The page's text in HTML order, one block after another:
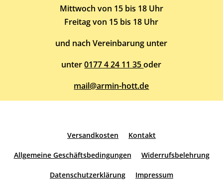
Mittwoch von 15 bis 18 Uhr
Freitag von 15 bis 18 Uhr
und nach Vereinbarung unter
unter0177 4 24 11 35oder
mail@armin-hott.de
Versandkosten Kontakt
Allgemeine Geschäftsbedingungen Widerrufsbelehrung
Datenschutzerklärung Impressum